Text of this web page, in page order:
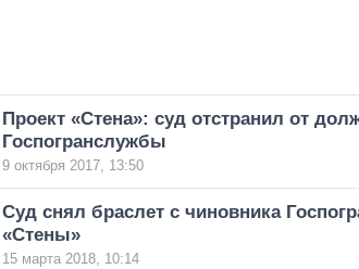
Проект «Стена»: суд отстранил от
Госпогранслужбы
9 октября 2017, 13:50
Суд снял браслет с чиновника
«Стены»
15 марта 2018, 10:14